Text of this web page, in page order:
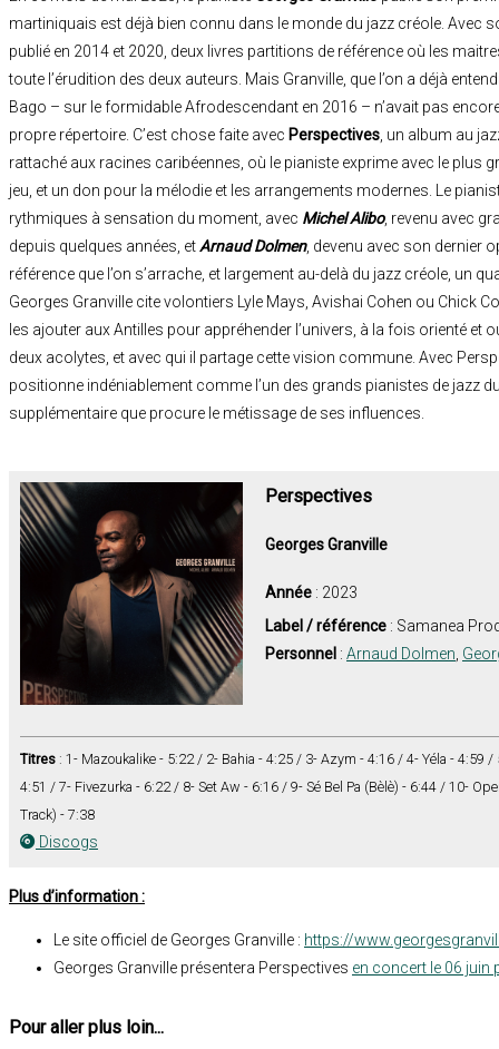
martiniquais est déjà bien connu dans le monde du jazz créole. Avec
publié en 2014 et 2020, deux livres partitions de référence où les
toute l’érudition des deux auteurs. Mais Granville, que l’on a déjà
Bago – sur le formidable Afrodescendant en 2016 – n’avait pas
propre répertoire. C’est chose faite avec Perspectives , un album au
rattaché aux racines caribéennes, où le pianiste exprime avec le plus
jeu, et un don pour la mélodie et les arrangements modernes. Le
rythmiques à sensation du moment, avec Michel Alibo, revenu avec
depuis quelques années, etArnaud Dolmen, devenu avec son dernier
référence que l’on s’arrache, et largement au-delà du jazz créole, un
Georges Granville cite volontiers Lyle Mays, Avishai Cohen ou Chick
les ajouter aux Antilles pour appréhender l’univers, à la fois orienté et
deux acolytes, et avec qui il partage cette vision commune. Avec
positionne indéniablement comme l’un des grands pianistes de jazz
supplémentaire que procure le métissage de ses influences.
Perspectives
Georges Granville
Année : 2023
Label / référence : Samanea
Personnel : Arnaud Dolmen
Titres : 1- Mazoukalike - 5:22 / 2- Bahia - 4:25 / 3- Azym - 4:16 / 4- Yéla - 4:59
4:51 / 7- Fivezurka - 6:22 / 8- Set Aw - 6:16 / 9- Sé Bel Pa (Bèlè) - 6:44 / 10-
Track) - 7:38
Discogs
Plus d’information :
Le site officiel de Georges Granville : https://
Georges Granville présentera Perspectives en concert le 06 juin
Pour aller plus loin...